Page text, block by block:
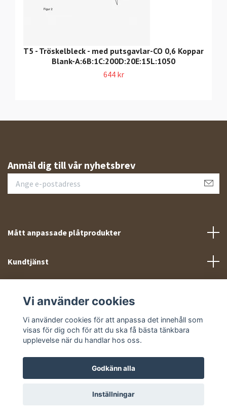
T5 - Tröskelbleck - med putsgavlar-CO 0,6 Koppar
Blank-A:6B:1C:200D:20E:15L:1050
644 kr
Anmäl dig till vår nyhetsbrev
Mått anpassade plåtprodukter
Kundtjänst
Sociala medier
© 2026 Takprofiler.se
Vi använder cookies
Vi använder cookies för att anpassa det innehåll som
visas för dig och för att du ska få bästa tänkbara
upplevelse när du handlar hos oss.
Godkänn alla
Inställningar